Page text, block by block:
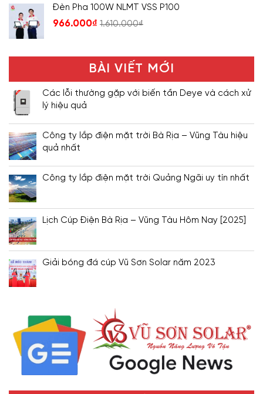
Đèn Pha 100W NLMT VSS P100
966.000₫ 1.610.000₫
BÀI VIẾT MỚI
Các lỗi thường gặp với biến tần Deye và cách xử
lý hiệu quả
Công ty lắp điện mặt trời Bà Rịa – Vũng Tàu hiệu
quả nhất
Công ty lắp điện mặt trời Quảng Ngãi uy tín nhất
Lịch Cúp Điện Bà Rịa – Vũng Tàu Hôm Nay [2025]
Giải bóng đá cúp Vũ Sơn Solar năm 2023